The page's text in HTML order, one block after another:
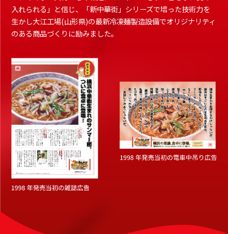
⼊れられる」と信じ、「新中華街」シリーズで培った技術⼒を
⽣かし⼤江⼯場(⼭形県)の最新冷凍麺製造設備でオリジナリティ
のある商品づくりに励みました。